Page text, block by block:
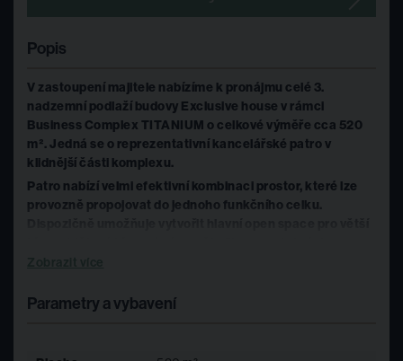
Popis
V zastoupení majitele nabízíme k pronájmu celé 3.
nadzemní podlaží budovy Exclusive house v rámci
Business Complex TITANIUM o celkové výměře cca 520
m². Jedná se o reprezentativní kancelářské patro v
klidnější části komplexu.
Patro nabízí velmi efektivní kombinaci prostor, které lze
provozně propojovat do jednoho funkčního celku.
nápojné body / kuchyňky, sociální zázemí je vybudované
logické rozdělení na pracovní, jednací i klidové zóny bez
Parametry a vybavení